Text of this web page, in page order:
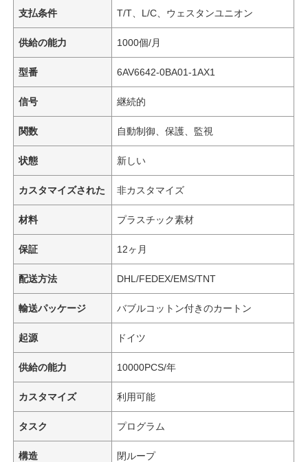
支払条件 T/T、L/C、ウェスタンユニオン
供給の能力 1000個/月
型番 6AV6642-0BA01-1AX1
信号 継続的
関数 自動制御、保護、監視
状態 新しい
カスタマイズされた 非カスタマイズ
材料 プラスチック素材
保証 12ヶ月
配送方法 DHL/FEDEX/EMS/TNT
輸送パッケージ バブルコットン付きのカートン
起源 ドイツ
供給の能力 10000PCS/年
カスタマイズ 利用可能
タスク プログラム
構造 閉ループ